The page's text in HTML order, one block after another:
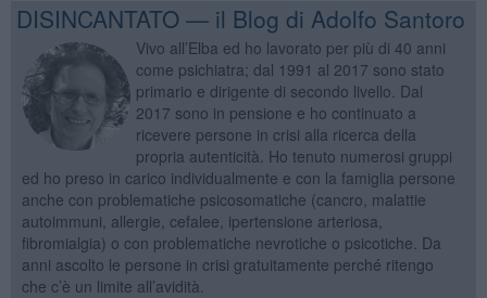
DISINCANTATO — il Blog di Adolfo Santoro
Vivo all’Elba ed ho lavorato per più di 40 anni
come psichiatra; dal 1991 al 2017 sono stato
primario e dirigente di secondo livello. Dal
2017 sono in pensione e ho continuato a
ricevere persone in crisi alla ricerca della
propria autenticità. Ho tenuto numerosi gruppi
ed ho preso in carico individualmente e con la famiglia persone
anche con problematiche psicosomatiche (cancro, malattie
autoimmuni, allergie, cefalee, ipertensione arteriosa,
fibromialgia) o con problematiche nevrotiche o psicotiche. Da
anni ascolto le persone in crisi gratuitamente perché ritengo
che c’è un limite all’avidità.